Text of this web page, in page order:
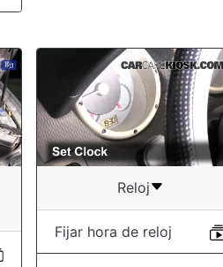
Reloj
Fijar hora de reloj